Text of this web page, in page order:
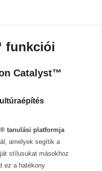
funkciói
Catalyst™
tanulási platformja
amelyek segítik a
stílusukat másokhoz
ez a hatékony